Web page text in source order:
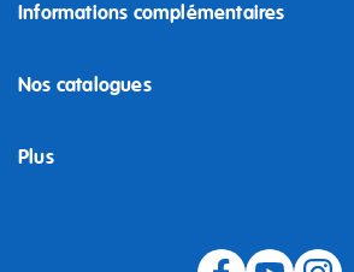
Informations complémentaires
Nos catalogues
Plus